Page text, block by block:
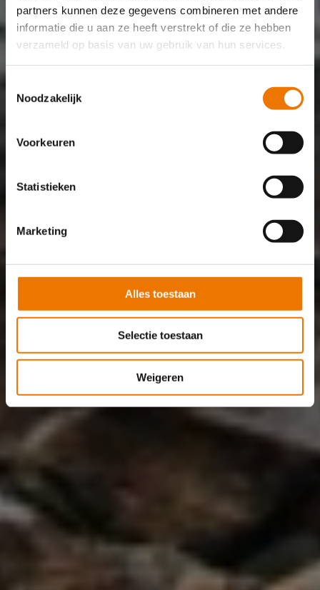
partners kunnen deze gegevens combineren met andere
informatie die u aan ze heeft verstrekt of die ze hebben
verzameld op basis van uw gebruik van hun services.
Noodzakelijk
Voorkeuren
Statistieken
Marketing
Alles toestaan
Selectie toestaan
Weigeren